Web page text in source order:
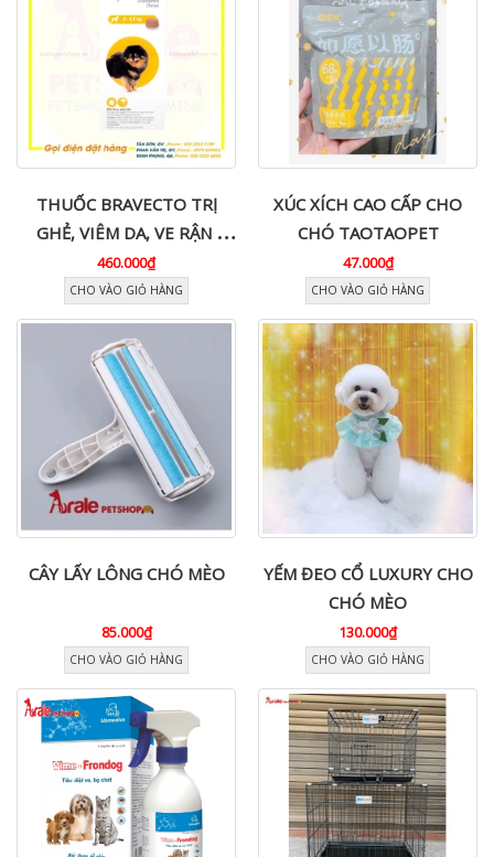
THUỐC BRAVECTO TRỊ
GHẺ, VIÊM DA, VE RẬN
CHO CHÓ
460.000₫
CHO VÀO GIỎ HÀNG
CÂY LẤY LÔNG CHÓ MÈO
85.000₫
CHO VÀO GIỎ HÀNG
XÚC XÍCH CAO CẤP CHO
CHÓ TAOTAOPET
47.000₫
CHO VÀO GIỎ HÀNG
YẾM ĐEO CỔ LUXURY CHO
CHÓ MÈO
130.000₫
CHO VÀO GIỎ HÀNG